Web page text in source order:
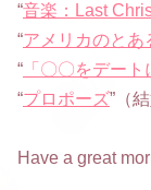
“音楽：Last
“アメリカのとあ
“ 「〇〇をデー
“プロポーズ”（
Have a great